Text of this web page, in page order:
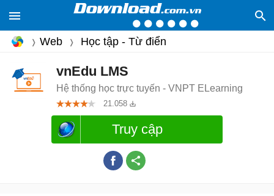
Web Học tập - Từ điển
vnEdu LMS
Hệ thống học trực tuyến - VNPT ELearning
21.058
Truy cập